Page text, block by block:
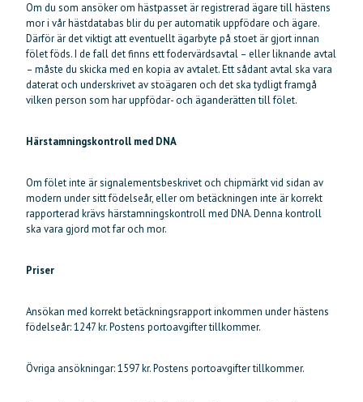
Om du som ansöker om hästpasset är registrerad ägare till hästens
mor i vår hästdatabas blir du per automatik uppfödare och ägare.
Därför är det viktigt att eventuellt ägarbyte på stoet är gjort innan
fölet föds. I de fall det finns ett fodervärdsavtal – eller liknande avtal
– måste du skicka med en kopia av avtalet. Ett sådant avtal ska vara
daterat och underskrivet av stoägaren och det ska tydligt framgå
vilken person som har uppfödar- och äganderätten till fölet.
Härstamningskontroll med DNA
Om fölet inte är signalementsbeskrivet och chipmärkt vid sidan av
modern under sitt födelseår, eller om betäckningen inte är korrekt
rapporterad krävs härstamningskontroll med DNA. Denna kontroll
ska vara gjord mot far och mor.
Priser
Ansökan med korrekt betäckningsrapport inkommen under hästens
födelseår: 1247 kr. Postens portoavgifter tillkommer.
Övriga ansökningar: 1597 kr. Postens portoavgifter tillkommer.